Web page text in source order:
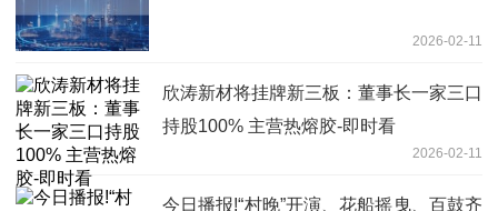
2026-02-11
欣涛新材将挂牌新三板：董事长一家三口
持股100% 主营热熔胶-即时看
2026-02-11
今日播报!“村晚”开演、花船摇曳、百鼓齐